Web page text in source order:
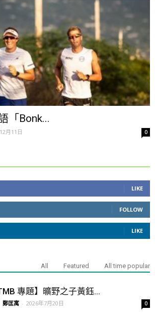
「Bonk...
月11日 0
LIKE
FOLLOW
LIKE
All Featured All time popular
專題】曠野之子黃鈺...
鄭匡寓 - 2026年7月20日 0